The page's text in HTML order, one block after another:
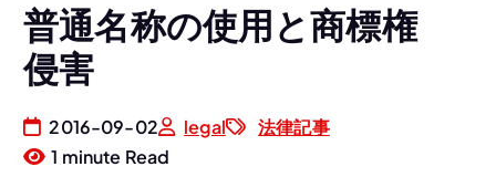
普通名称の使用と商標権
侵害
2016-09-02 legal
法律記事
1 minute Read